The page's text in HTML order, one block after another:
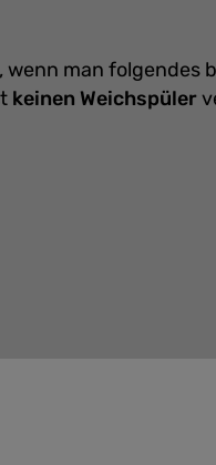
wenn man folgendes
keinen Weichspüler